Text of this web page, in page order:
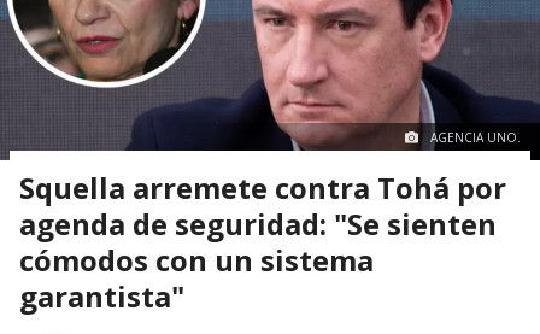
AGENCIA UNO.
Squella arremete contra Tohá por
agenda de seguridad: "Se sienten
cómodos con un sistema
garantista"